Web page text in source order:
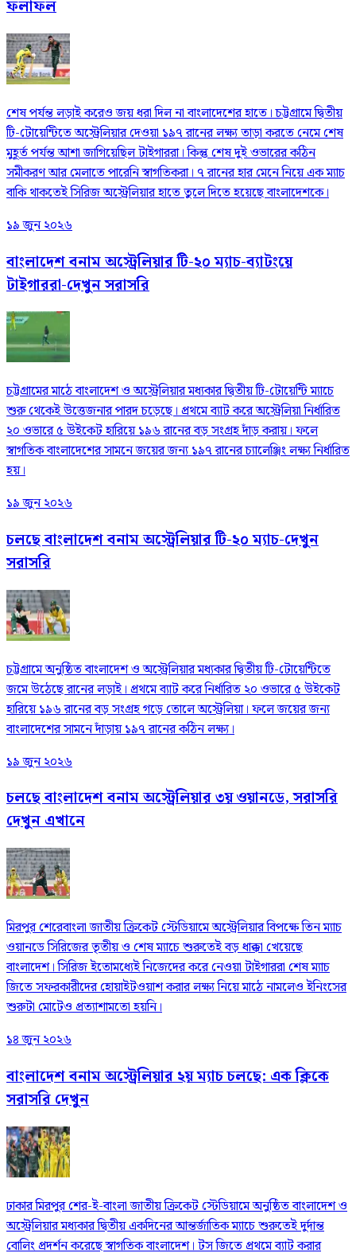
ফলাফল
শেষ পর্যন্ত লড়াই করেও জয় ধরা দিল না বাংলাদেশের হাতে। চট্টগ্রামে দ্বিতীয়
টি-টোয়েন্টিতে অস্ট্রেলিয়ার দেওয়া ১৯৭ রানের লক্ষ্য তাড়া করতে নেমে শেষ
মুহূর্ত পর্যন্ত আশা জাগিয়েছিল টাইগাররা। কিন্তু শেষ দুই ওভারের কঠিন
সমীকরণ আর মেলাতে পারেনি স্বাগতিকরা। ৭ রানের হার মেনে নিয়ে এক ম্যাচ
বাকি থাকতেই সিরিজ অস্ট্রেলিয়ার হাতে তুলে দিতে হয়েছে বাংলাদেশকে।
১৯ জুন ২০২৬
বাংলাদেশ বনাম অস্ট্রেলিয়ার টি-২০ ম্যাচ-ব্যাটংয়ে
টাইগাররা-দেখুন সরাসরি
চট্টগ্রামের মাঠে বাংলাদেশ ও অস্ট্রেলিয়ার মধ্যকার দ্বিতীয় টি-টোয়েন্টি ম্যাচে
শুরু থেকেই উত্তেজনার পারদ চড়েছে। প্রথমে ব্যাট করে অস্ট্রেলিয়া নির্ধারিত
২০ ওভারে ৫ উইকেট হারিয়ে ১৯৬ রানের বড় সংগ্রহ দাঁড় করায়। ফলে
স্বাগতিক বাংলাদেশের সামনে জয়ের জন্য ১৯৭ রানের চ্যালেঞ্জিং লক্ষ্য নির্ধারিত
হয়।
১৯ জুন ২০২৬
চলছে বাংলাদেশ বনাম অস্ট্রেলিয়ার টি-২০ ম্যাচ-দেখুন
সরাসরি
চট্টগ্রামে অনুষ্ঠিত বাংলাদেশ ও অস্ট্রেলিয়ার মধ্যকার দ্বিতীয় টি-টোয়েন্টিতে
জমে উঠেছে রানের লড়াই। প্রথমে ব্যাট করে নির্ধারিত ২০ ওভারে ৫ উইকেট
হারিয়ে ১৯৬ রানের বড় সংগ্রহ গড়ে তোলে অস্ট্রেলিয়া। ফলে জয়ের জন্য
বাংলাদেশের সামনে দাঁড়ায় ১৯৭ রানের কঠিন লক্ষ্য।
১৯ জুন ২০২৬
চলছে বাংলাদেশ বনাম অস্ট্রেলিয়ার ৩য় ওয়ানডে, সরাসরি
দেখুন এখানে
মিরপুর শেরেবাংলা জাতীয় ক্রিকেট স্টেডিয়ামে অস্ট্রেলিয়ার বিপক্ষে তিন ম্যাচ
ওয়ানডে সিরিজের তৃতীয় ও শেষ ম্যাচে শুরুতেই বড় ধাক্কা খেয়েছে
বাংলাদেশ। সিরিজ ইতোমধ্যেই নিজেদের করে নেওয়া টাইগাররা শেষ ম্যাচ
জিতে সফরকারীদের হোয়াইটওয়াশ করার লক্ষ্য নিয়ে মাঠে নামলেও ইনিংসের
শুরুটা মোটেও প্রত্যাশামতো হয়নি।
১৪ জুন ২০২৬
বাংলাদেশ বনাম অস্ট্রেলিয়ার ২য় ম্যাচ চলছে: এক ক্লিকে
সরাসরি দেখুন
ঢাকার মিরপুর শের-ই-বাংলা জাতীয় ক্রিকেট স্টেডিয়ামে অনুষ্ঠিত বাংলাদেশ ও
অস্ট্রেলিয়ার মধ্যকার দ্বিতীয় একদিনের আন্তর্জাতিক ম্যাচে শুরুতেই দুর্দান্ত
বোলিং প্রদর্শন করেছে স্বাগতিক বাংলাদেশ। টস জিতে প্রথমে ব্যাট করার